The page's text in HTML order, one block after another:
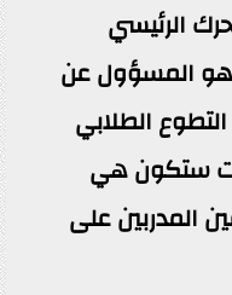
الرئيسي
فهو المسؤول عن
الطلابي
ستكون هي
المدربين على